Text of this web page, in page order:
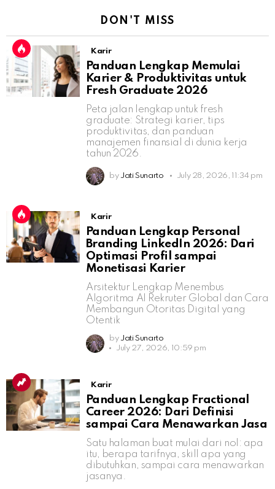
DON'T MISS
Karir
Panduan Lengkap Memulai
Karier & Produktivitas untuk
Fresh Graduate 2026
Peta jalan lengkap untuk fresh
graduate: Strategi karier, tips
produktivitas, dan panduan
manajemen finansial di dunia kerja
tahun 2026.
by Jati Sunarto July 28, 2026, 11:34 pm
Karir
Panduan Lengkap Personal
Branding LinkedIn 2026: Dari
Optimasi Profil sampai
Monetisasi Karier
Arsitektur Lengkap Menembus
Algoritma AI Rekruter Global dan Cara
Membangun Otoritas Digital yang
Otentik
by Jati Sunarto
July 27, 2026, 10:59 pm
Karir
Panduan Lengkap Fractional
Career 2026: Dari Definisi
sampai Cara Menawarkan Jasa
Satu halaman buat mulai dari nol: apa
itu, berapa tarifnya, skill apa yang
dibutuhkan, sampai cara menawarkan
jasanya.